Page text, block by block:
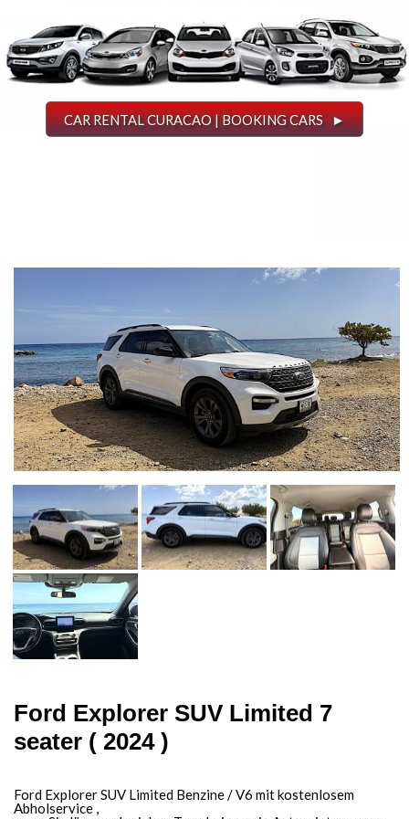
CAR RENTAL CURACAO | BOOKING CARS ►
Ford Explorer SUV Limited 7
seater ( 2024 )
Ford Explorer SUV Limited Benzine / V6 mit kostenlosem
Abholservice ,